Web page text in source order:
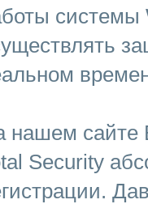
системы
нашем сайте
Security